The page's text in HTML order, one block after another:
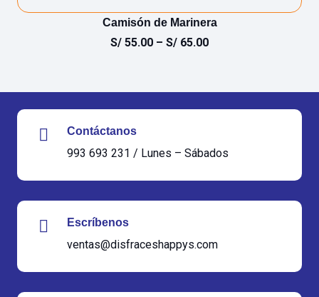
Camisón de Marinera
S/ 55.00 – S/ 65.00
Contáctanos
993 693 231 / Lunes – Sábados
Escríbenos
ventas@disfraceshappys.com